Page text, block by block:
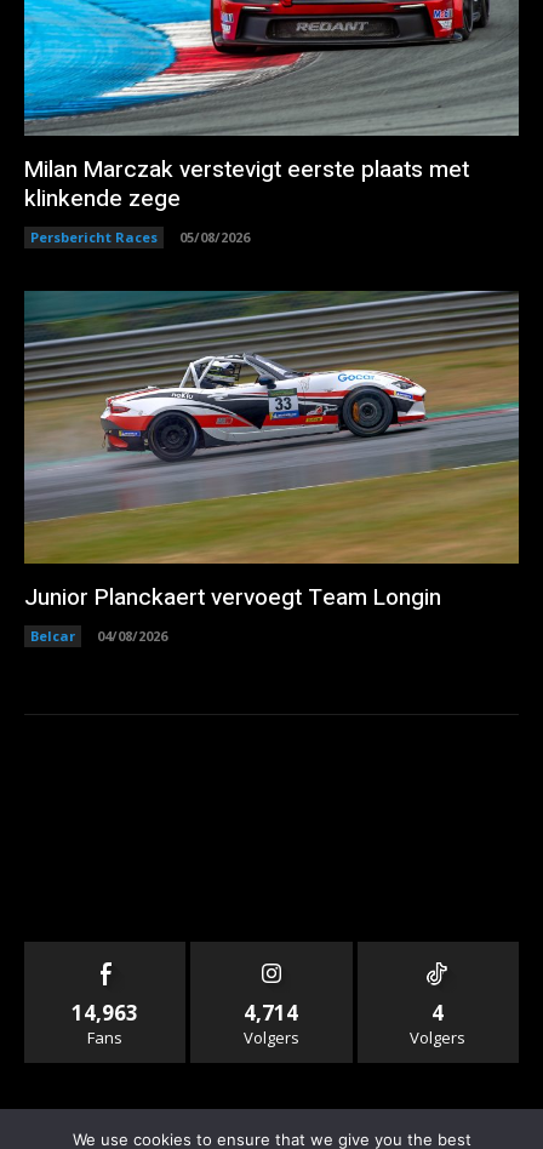
Milan Marczak verstevigt eerste plaats met
klinkende zege
Persbericht Races 05/08/2026
Junior Planckaert vervoegt Team Longin
Belcar 04/08/2026
14,963
Fans
4,714
Volgers
4
Volgers
We use cookies to ensure that we give you the best